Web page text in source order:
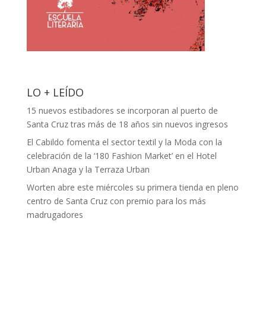
LO + LEÍDO
15 nuevos estibadores se incorporan al puerto de
Santa Cruz tras más de 18 años sin nuevos ingresos
El Cabildo fomenta el sector textil y la Moda con la
celebración de la ‘180 Fashion Market’ en el Hotel
Urban Anaga y la Terraza Urban
Worten abre este miércoles su primera tienda en pleno
centro de Santa Cruz con premio para los más
madrugadores